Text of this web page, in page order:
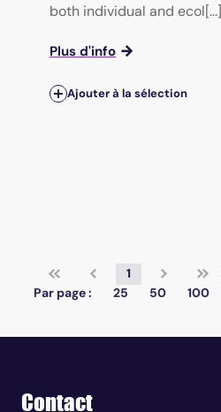
both individual and ecol[...]
Plus d'info
Ajouter à la sélection
1
Par page :
25 50 100
Contact